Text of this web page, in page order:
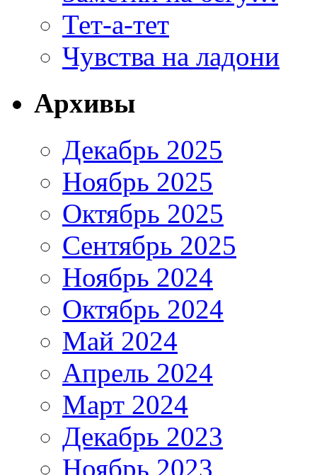
Тет-а-тет
Чувства на ладони
Архивы
Декабрь 2025
Ноябрь 2025
Октябрь 2025
Сентябрь 2025
Ноябрь 2024
Октябрь 2024
Май 2024
Апрель 2024
Март 2024
Декабрь 2023
Ноябрь 2023